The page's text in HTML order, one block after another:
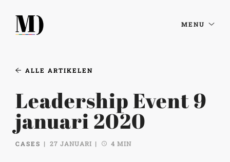
MENU
ALLE ARTIKELEN
Leadership Event 9
januari 2020
CASES 27 JANUARI 4 MIN